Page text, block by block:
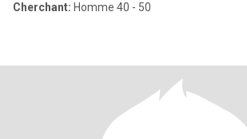
Cherchant: Homme 40 - 50